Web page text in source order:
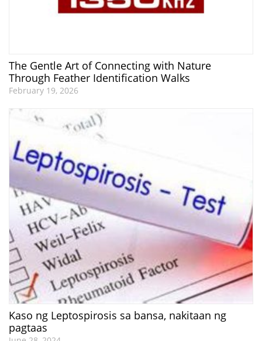
The Gentle Art of Connecting with Nature
Through Feather Identification Walks
February 19, 2026
Kaso ng Leptospirosis sa bansa, nakitaan ng
pagtaas